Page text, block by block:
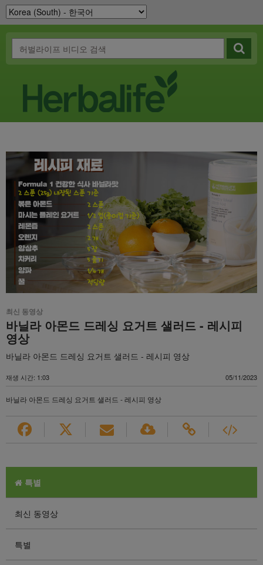
최신 동영상
바닐라 아몬드 드레싱 요거트 샐러드 - 레시피
영상
바닐라 아몬드 드레싱 요거트 샐러드 - 레시피 영상
재생 시간: 1:03 05/11/2023
바닐라 아몬드 드레싱 요거트 샐러드 - 레시피 영상
특별
최신 동영상
특별